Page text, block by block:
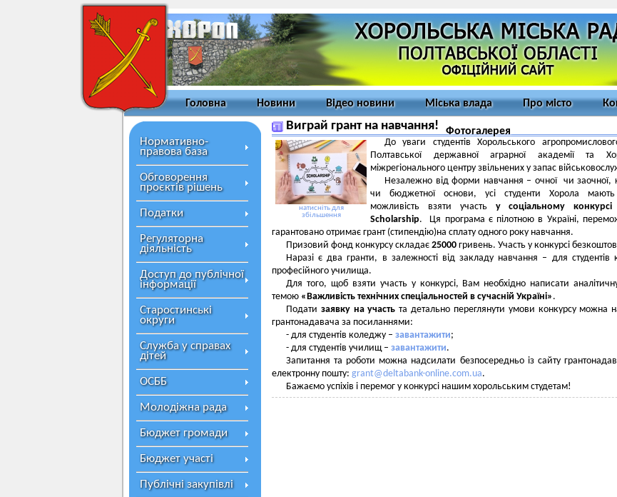
Головна Новини Відео новини Міська влада Про місто
Фотогалерея
Нормативно-
правова база
Обговорення
проєктів рішень
Податки
Регуляторна
діяльність
Доступ до публічної
інформації
Старостинські
округи
Служба у справах
дітей
ОСББ
Молодіжна рада
Бюджет громади
Бюджет участі
Публічні закупівлі
Виграй грант на навчання!
натисніть для
збільшення
До уваги студентів Хорольського
Полтавської державної аграрної академії та
міжрегіонального центру звільнених у запас
Незалежно від форми навчання – очної чи заочної,
чи бюджетної основи, усі студенти Хорола мають
можливість взяти участь у соціальному
Scholarship. Ця програма є пілотною в Україні,
гарантовано отримає грант (стипендію)на сплату одного року навчання.
Призовий фонд конкурсу складає 25000 гривень. Участь у конкурсі
Наразі є два гранти, в залежності від закладу навчання – для студентів
професійного училища.
Для того, щоб взяти участь у конкурсі, Вам необхідно написати
темою «Важливість технічних спеціальностей в сучасній Україні» .
Подати заявку на участь та детально переглянути умови конкурсу можна
грантонадавача за посиланнями:
- для студентів коледжу – завантажити;
- для студентів училищ – завантажити.
Запитання та роботи можна надсилати безпосередньо із сайту
електронну пошту: grant@deltabank-online.com.ua.
Бажаємо успіхів і перемог у конкурсі нашим хорольським студетам!